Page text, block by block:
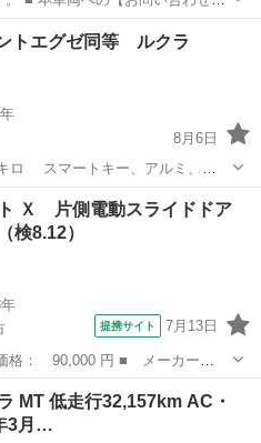
気軽にご連絡ください。 ■ 本車
すめの中古車を多数掲載してお
ハイゼット
トエグゼ同等 ルクラ
8月6日
スマートキー、アルミ、
付、外装は、リアハッチ
み、その他は、バンパーに、擦り
タント ルクラ
Ｘ 片側電動スライドドア
検8.12）
提携サイト 7月13日
■ グレード名： Ｘ 片側電
排気量： 660cc ■ ドア枚数：
MT 低走行32,157km AC・
3月…